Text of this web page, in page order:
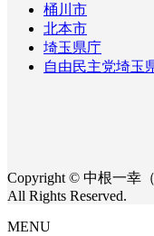
桶川市
北本市
埼玉県庁
自由民主党埼玉
Copyright © 中根一幸
All Rights Reserved.
MENU